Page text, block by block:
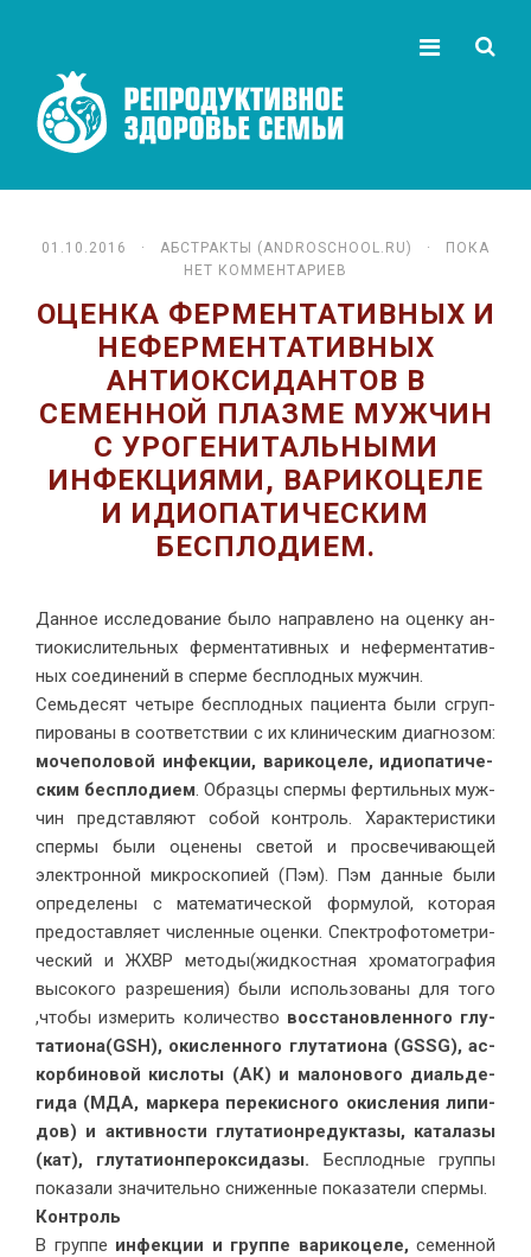
01.10.2016 · АБСТРАКТЫ (ANDROSCHOOL.RU)
· ПОКА
НЕТ КОММЕНТАРИЕВ
ОЦЕНКА ФЕРМЕНТАТИВНЫХ И
НЕФЕРМЕНТАТИВНЫХ
АНТИОКСИДАНТОВ В
СЕМЕННОЙ ПЛАЗМЕ МУЖЧИН
С УРОГЕНИТАЛЬНЫМИ
ИНФЕКЦИЯМИ, ВАРИКОЦЕЛЕ
И ИДИОПАТИЧЕСКИМ
БЕСПЛОДИЕМ.
Дан­ное ис­сле­до­ва­ние бы­ло на­прав­ле­но на оцен­ку ан­
ти­окис­ли­тель­ных фер­мен­та­тив­ных и не­фер­мен­та­тив­
ных со­еди­не­ний в спер­ме бес­плод­ных муж­чин.
Семь­де­сят че­ты­ре бес­плод­ных па­ци­ен­та бы­ли сгруп­
пи­ро­ва­ны в со­от­вет­ствии с их кли­ни­че­ским ди­а­гно­зом:
мо­че­по­ло­вой ин­фек­ции, ва­ри­ко­це­ле, идио­па­ти­че­
ским бес­пло­ди­ем. Об­раз­цы спер­мы фер­тиль­ных муж­
чин пред­став­ля­ют со­бой кон­троль. Ха­рак­те­ри­сти­ки
спер­мы бы­ли оце­не­ны све­той и про­све­чи­ва­ю­щей
элек­трон­ной мик­ро­ско­пи­ей (Пэм). Пэм дан­ные бы­ли
опре­де­ле­ны с ма­те­ма­ти­че­ской фор­му­лой, ко­то­рая
предо­став­ля­ет чис­лен­ные оцен­ки. Спек­тро­фо­то­мет­ри­
че­ский и ЖХВР ме­то­ды(жид­кост­ная хро­ма­то­гра­фия
вы­со­ко­го раз­ре­ше­ния) бы­ли ис­поль­зо­ва­ны для то­го
,что­бы из­ме­рить ко­ли­че­ство вос­ста­нов­лен­но­го глу­
та­ти­о­на(GSH), окис­лен­но­го глу­та­ти­о­на (GSSG), ас­
кор­би­но­вой кис­ло­ты (АК) и ма­ло­но­во­го ди­аль­де­
ги­да (МДА, мар­ке­ра пе­ре­кис­но­го окис­ле­ния ли­пи­
дов) и ак­тив­но­сти глу­та­ти­он­ре­дук­та­зы, ка­та­ла­зы
(кат), глу­та­ти­он­пе­рок­си­да­зы. Бес­плод­ные груп­пы
по­ка­за­ли зна­чи­тель­но сни­жен­ные по­ка­за­те­ли спермы.
Кон­троль
В груп­пе ин­фек­ции и груп­пе ва­ри­ко­це­ле, се­мен­ной